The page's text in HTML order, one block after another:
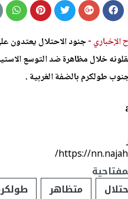
الإخباري -جنود الاحتلال يعتدون
خلال مظاهرة ضد التوسع
طولكرم بالضفة الغربية .
https://
متظاهر